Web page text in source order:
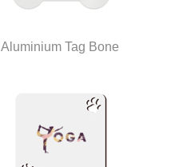
Aluminium Tag Bone